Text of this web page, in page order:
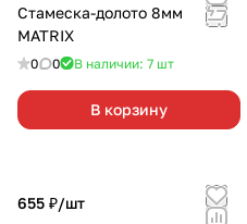
Стамеска-долото 8мм
MATRIX
0 0 В наличии: 7 шт
В корзину
655 ₽/шт